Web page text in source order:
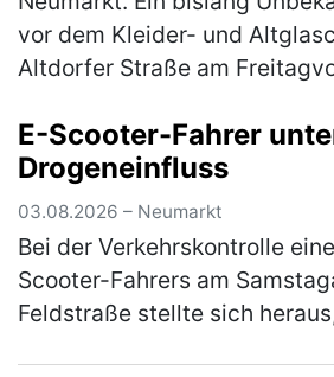
vor dem Kleider- und
Altdorfer Straße am
konnte sich das Kennzeic…
E-Scooter-Fahrer
Drogeneinfluss
03.08.2026 – Neumarkt
Bei der Verkehrskontrolle
Scooter-Fahrers am
Feldstraße stellte sich